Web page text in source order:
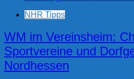
NHR Tipps
WM im Vereinsheim:
Sportvereine und
Nordhessen